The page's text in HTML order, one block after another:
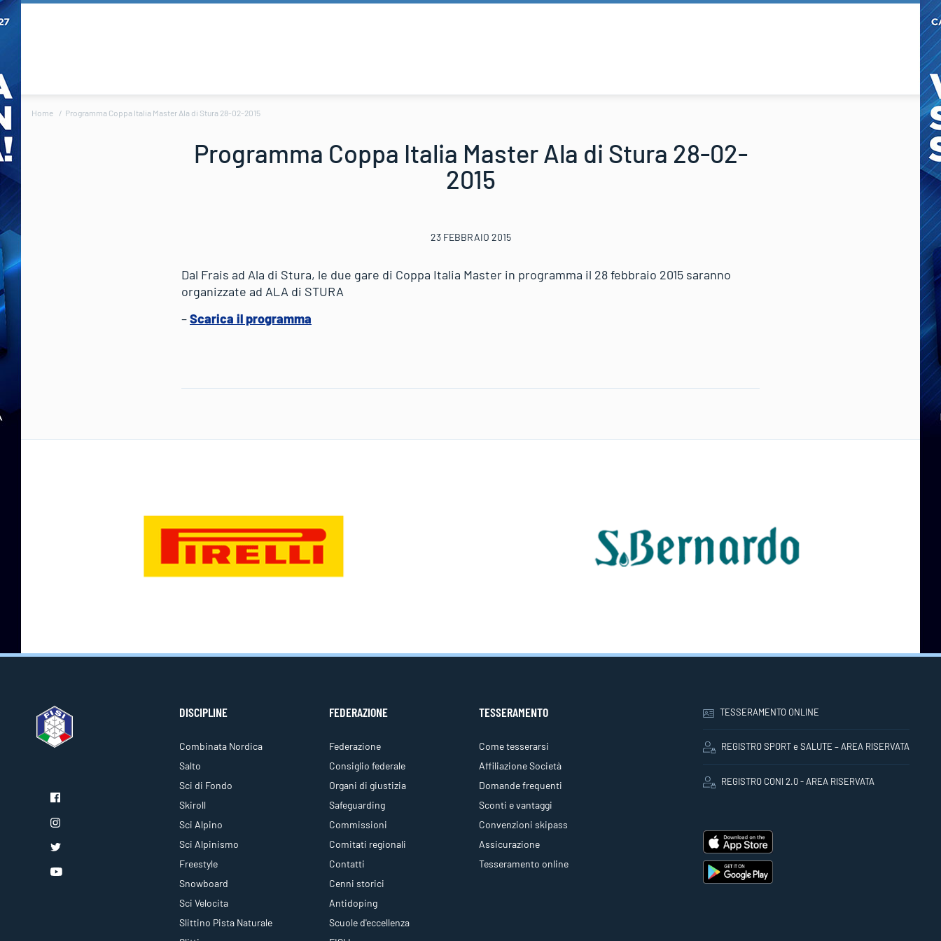
Home Programma Coppa Italia Master Ala di Stura 28-02-2015
Programma Coppa Italia Master Ala di Stura 28-02-
2015
23 FEBBRAIO 2015
Dal Frais ad Ala di Stura, le due gare di Coppa Italia Master in programma il 28 febbraio 2015 saranno
organizzate ad ALA di STURA
–Scarica il programma
DISCIPLINE
Combinata Nordica
Salto
Sci di Fondo
Skiroll
Sci Alpino
Sci Alpinismo
Freestyle
Snowboard
Sci Velocita
Slittino Pista Naturale
FEDERAZIONE
Federazione
Consiglio federale
Organi di giustizia
Safeguarding
Commissioni
Comitati regionali
Contatti
Cenni storici
Antidoping
Scuole d'eccellenza
TESSERAMENTO
Come tesserarsi
Affiliazione Società
Domande frequenti
Sconti e vantaggi
Convenzioni skipass
Assicurazione
Tesseramento online
TESSERAMENTO ONLINE
REGISTRO SPORT e SALUTE – AREA RISERVATA
REGISTRO CONI 2.0 - AREA RISERVATA